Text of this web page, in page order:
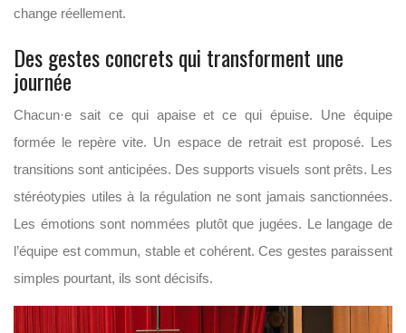
change réellement.
Des gestes concrets qui transforment une
journée
Chacun·e sait ce qui apaise et ce qui épuise. Une équipe
formée le repère vite. Un espace de retrait est proposé. Les
transitions sont anticipées. Des supports visuels sont prêts. Les
stéréotypies utiles à la régulation ne sont jamais sanctionnées.
Les émotions sont nommées plutôt que jugées. Le langage de
l’équipe est commun, stable et cohérent. Ces gestes paraissent
simples pourtant, ils sont décisifs.